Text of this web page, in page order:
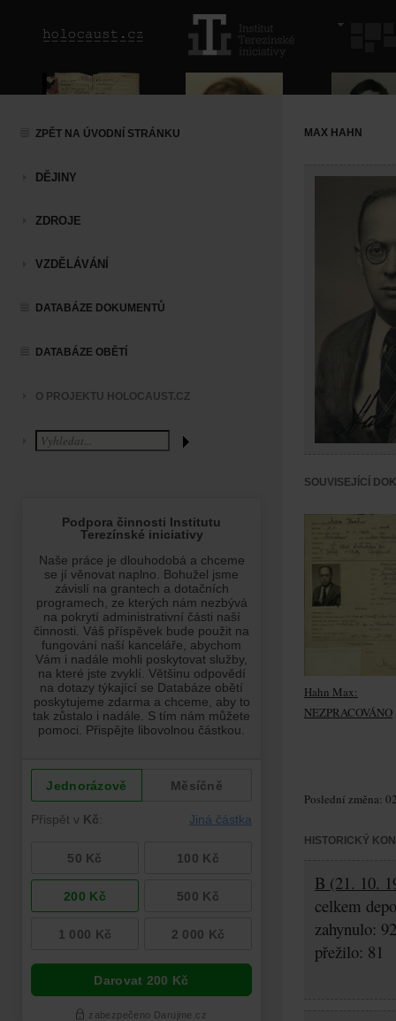
ZPĚT NA ÚVODNÍ STRÁNKU
DĚJINY
ZDROJE
VZDĚLÁVÁNÍ
DATABÁZE DOKUMENTŮ
DATABÁZE OBĚTÍ
O PROJEKTU HOLOCAUST.CZ
MAX HAHN
SOUVISEJÍCÍ
Hahn Max:
NEZPRACOVÁNO
Poslední změna:
HISTORICKÝ
B (21. 10.
celkem
zahynulo:
přežilo: 81